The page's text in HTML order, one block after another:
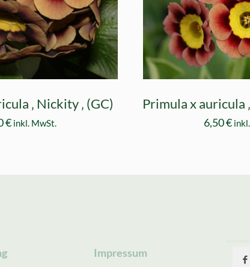
‚ Nickity ‚ (GC)
€ inkl. MwSt.
Primula x auricula
6,50€
Impressum